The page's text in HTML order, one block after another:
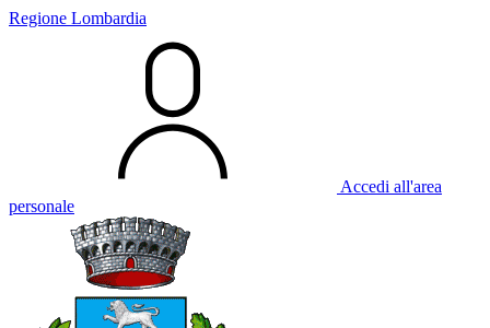
Regione Lombardia
Accedi all'area
personale